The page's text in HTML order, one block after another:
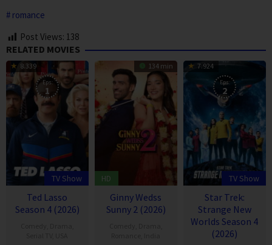
romance
Post Views: 138
RELATED MOVIES
8.339
Eps:
1
TV Show
Ted Lasso
Season 4 (2026)
134 min
HD
Ginny Wedss
Sunny 2 (2026)
7.924
Eps:
2
TV Show
Star Trek:
Strange New
Worlds Season 4
(2026)